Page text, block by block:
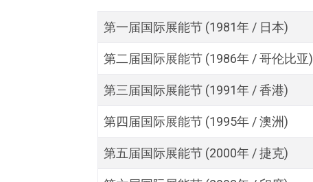
第一届国际展能节 (1981年 / 日本)
第二届国际展能节 (1986年 / 哥伦比亚)
第三届国际展能节 (1991年 / 香港)
第四届国际展能节 (1995年 / 澳洲)
第五届国际展能节 (2000年 / 捷克)